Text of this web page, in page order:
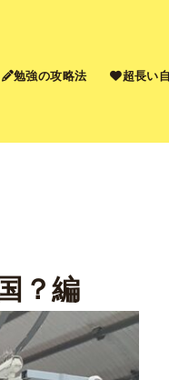
勉強の攻略法 超長い
？編